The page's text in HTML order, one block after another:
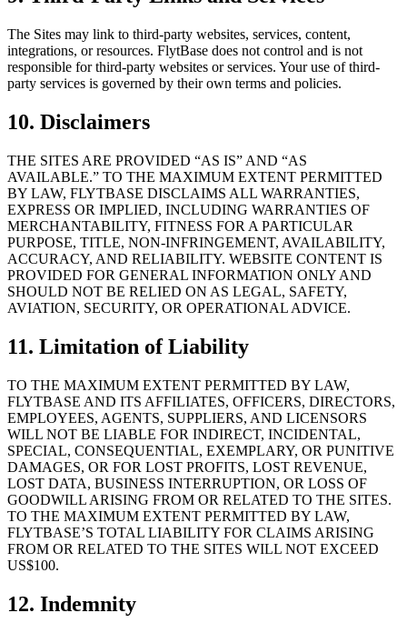
The Sites may link to third-party websites, services, content,
integrations, or resources. FlytBase does not control and is not
responsible for third-party websites or services. Your use of third-
party services is governed by their own terms and policies.
10. Disclaimers
THE SITES ARE PROVIDED “AS IS” AND “AS
AVAILABLE.” TO THE MAXIMUM EXTENT PERMITTED
BY LAW, FLYTBASE DISCLAIMS ALL WARRANTIES,
EXPRESS OR IMPLIED, INCLUDING WARRANTIES OF
MERCHANTABILITY, FITNESS FOR A PARTICULAR
PURPOSE, TITLE, NON-INFRINGEMENT, AVAILABILITY,
ACCURACY, AND RELIABILITY. WEBSITE CONTENT IS
PROVIDED FOR GENERAL INFORMATION ONLY AND
SHOULD NOT BE RELIED ON AS LEGAL, SAFETY,
AVIATION, SECURITY, OR OPERATIONAL ADVICE.
11. Limitation of Liability
TO THE MAXIMUM EXTENT PERMITTED BY LAW,
FLYTBASE AND ITS AFFILIATES, OFFICERS, DIRECTORS,
EMPLOYEES, AGENTS, SUPPLIERS, AND LICENSORS
WILL NOT BE LIABLE FOR INDIRECT, INCIDENTAL,
SPECIAL, CONSEQUENTIAL, EXEMPLARY, OR PUNITIVE
DAMAGES, OR FOR LOST PROFITS, LOST REVENUE,
LOST DATA, BUSINESS INTERRUPTION, OR LOSS OF
GOODWILL ARISING FROM OR RELATED TO THE SITES.
TO THE MAXIMUM EXTENT PERMITTED BY LAW,
FLYTBASE’S TOTAL LIABILITY FOR CLAIMS ARISING
FROM OR RELATED TO THE SITES WILL NOT EXCEED
US$100.
12. Indemnity